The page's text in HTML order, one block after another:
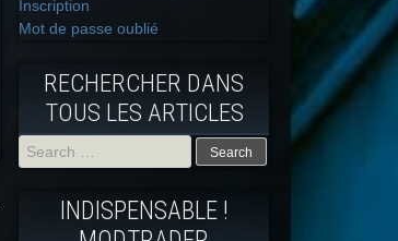
Inscription
Mot de passe oublié
RECHERCHER DANS
TOUS LES ARTICLES
Search
for:
INDISPENSABLE !